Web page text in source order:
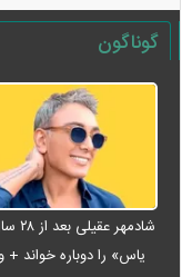
گوناگون
یاس» را دوباره خواند +